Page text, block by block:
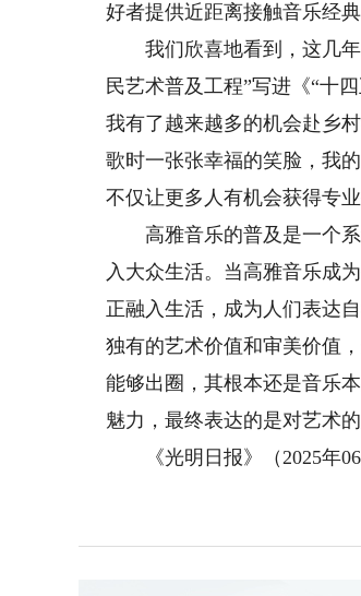
好者提供近距离接触音乐经
我们欣喜地看到，这几年
民艺术普及工程”写进《“十
我有了越来越多的机会赴乡
歌时一张张幸福的笑脸，我
不仅让更多人有机会获得专
高雅音乐的普及是一个系
入大众生活。当高雅音乐成
正融入生活，成为人们表达
独有的艺术价值和审美价值
能够出圈，其根本还是音乐
魅力，最终表达的是对艺术
《光明日报》（2025年06